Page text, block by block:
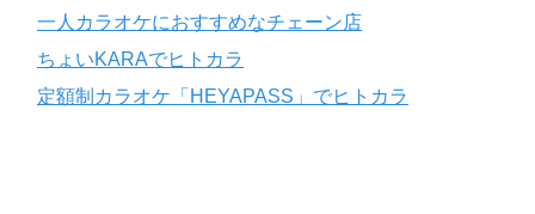
一人カラオケにおすすめなチェーン店
ちょいKARAでヒトカラ
定額制カラオケ「HEYAPASS」でヒトカラ